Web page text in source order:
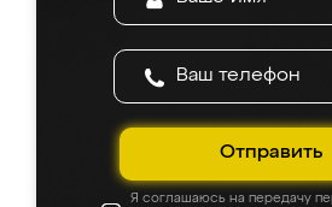
Отправить
Я соглашаюсь на передачу